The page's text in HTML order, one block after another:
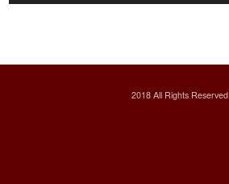
2018 All Rights Reserved.